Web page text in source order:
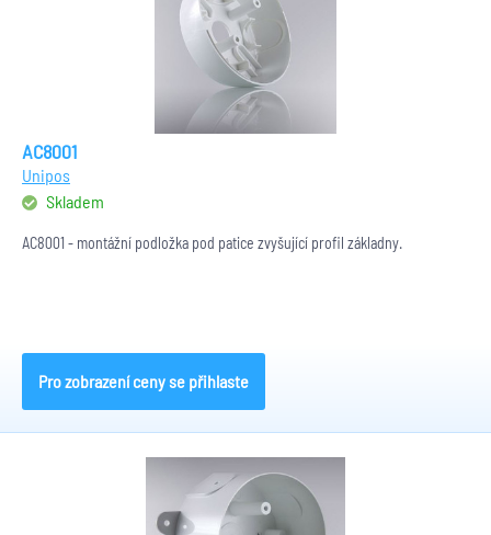
AC8001
Unipos
Skladem
AC8001 - montážní podložka pod patice zvyšující profil základny.
Pro zobrazení ceny se přihlaste